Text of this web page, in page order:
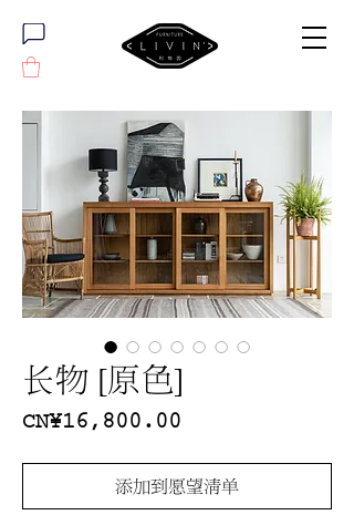
长物 [原色]
CN¥16,800.00
添加到愿望清单